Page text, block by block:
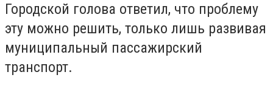
Городской голова ответил, что проблему
эту можно решить, только лишь развивая
муниципальный пассажирский
транспорт.